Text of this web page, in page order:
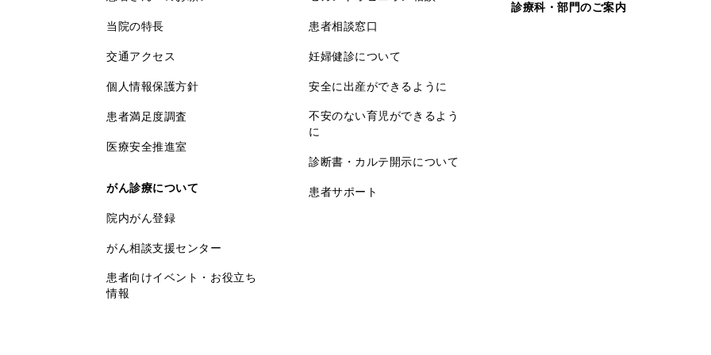
当院の特長
交通アクセス
個人情報保護方針
患者満足度調査
医療安全推進室
がん診療について
院内がん登録
がん相談支援センター
患者向けイベント・お役立ち
情報
患者相談窓口
妊婦健診について
安全に出産ができるように
不安のない育児ができるよう
に
診断書・カルテ開示について
患者サポート
診療科・部門のご案内